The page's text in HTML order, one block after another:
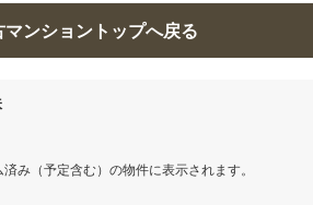
マンショントップへ戻る
み（予定含む）の物件に表示されます。